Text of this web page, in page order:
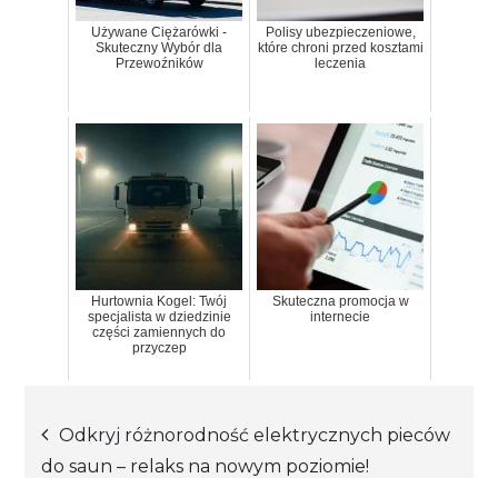
Używane Ciężarówki -
Skuteczny Wybór dla
Przewoźników
Polisy ubezpieczeniowe,
które chroni przed kosztami
leczenia
Hurtownia Kogel: Twój
specjalista w dziedzinie
części zamiennych do
przyczep
Skuteczna promocja w
internecie
Nawigacja
Odkryj różnorodność elektrycznych pieców
do saun – relaks na nowym poziomie!